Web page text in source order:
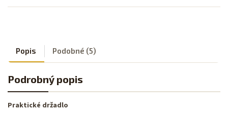
Popis Podobné (5)
Podrobný popis
Praktické držadlo